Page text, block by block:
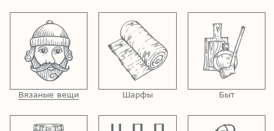
Вязаные вещи Шарфы Быт